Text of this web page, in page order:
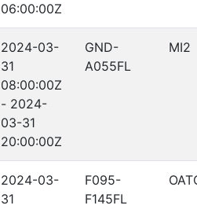
06:00:00Z
2024-03-
31
08:00:00Z
- 2024-
03-31
20:00:00Z
GND-
A055FL
MI2
2024-03-
31
F095-
F145FL